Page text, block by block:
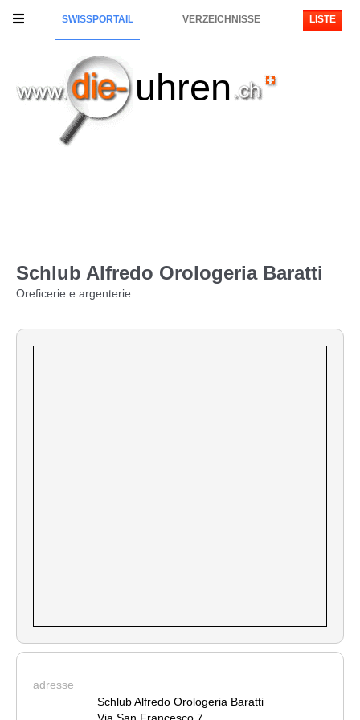
SWISSPORTAIL VERZEICHNISSE LISTE
uhren
Schlub Alfredo Orologeria Baratti
Oreficerie e argenterie
adresse
Schlub Alfredo Orologeria Baratti